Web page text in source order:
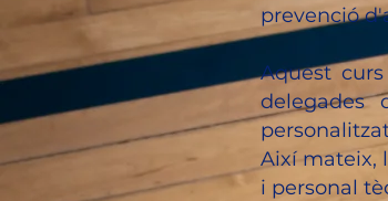
prevenció
Aquest
delegades
Així mateix,
i personal